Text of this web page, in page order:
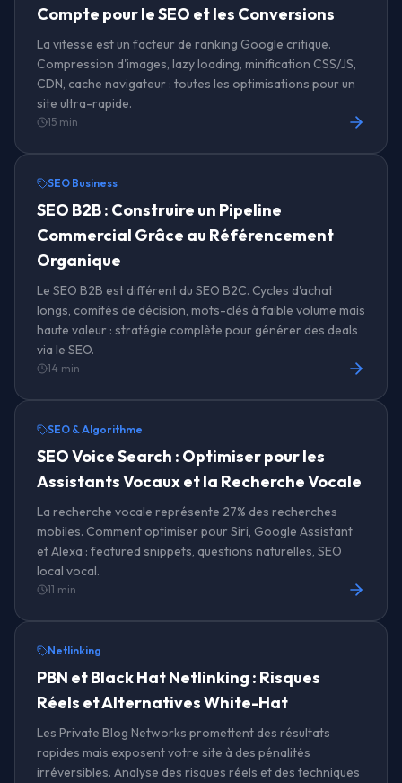
Compte pour le SEO et les Conversions
La vitesse est un facteur de ranking Google critique.
Compression d'images, lazy loading, minification CSS/JS,
CDN, cache navigateur : toutes les optimisations pour un
site ultra-rapide.
15 min
SEO Business
SEO B2B : Construire un Pipeline
Commercial Grâce au Référencement
Organique
Le SEO B2B est différent du SEO B2C. Cycles d'achat
longs, comités de décision, mots-clés à faible volume mais
haute valeur : stratégie complète pour générer des deals
via le SEO.
14 min
SEO & Algorithme
SEO Voice Search : Optimiser pour les
Assistants Vocaux et la Recherche Vocale
La recherche vocale représente 27% des recherches
mobiles. Comment optimiser pour Siri, Google Assistant
et Alexa : featured snippets, questions naturelles, SEO
local vocal.
11 min
Netlinking
PBN et Black Hat Netlinking : Risques
Réels et Alternatives White-Hat
Les Private Blog Networks promettent des résultats
rapides mais exposent votre site à des pénalités
irréversibles. Analyse des risques réels et des techniques